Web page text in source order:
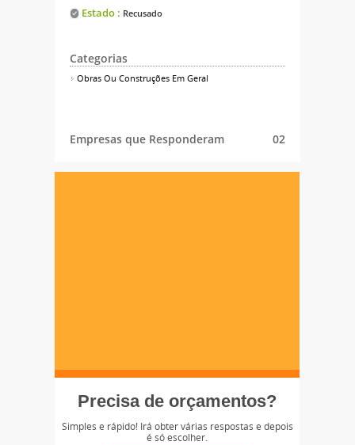
Estado : Recusado
Categorias
Obras Ou Construções Em Geral
Empresas que Responderam 02
Precisa de orçamentos?
Simples e rápido! Irá obter várias respostas e depois
é só escolher.